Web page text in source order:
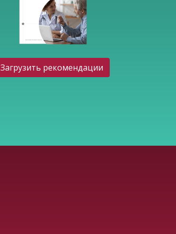
Загрузить рекомендации